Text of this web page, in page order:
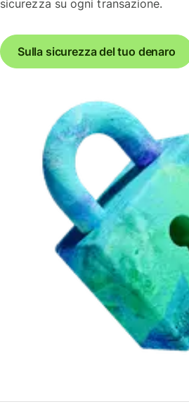
sicurezza su ogni transazione.
Sulla sicurezza del tuo denaro